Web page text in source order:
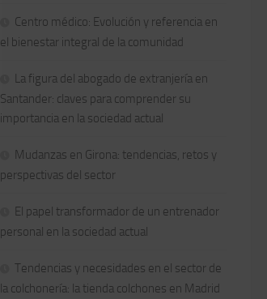
Centro médico: Evolución y referencia en
el bienestar integral de la comunidad
La figura del abogado de extranjería en
Santander: claves para comprender su
importancia en la sociedad actual
Mudanzas en Girona: tendencias, retos y
perspectivas del sector
El papel transformador de un entrenador
personal en la sociedad actual
Tendencias y necesidades en el sector de
la colchonería: la tienda colchones en Madrid